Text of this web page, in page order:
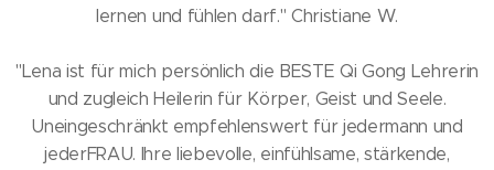
lernen und fühlen darf." Christiane W.
"Lena ist für mich persönlich die BESTE Qi Gong Lehrerin
und zugleich Heilerin für Körper, Geist und Seele.
Uneingeschränkt empfehlenswert für jedermann und
jederFRAU. Ihre liebevolle, einfühlsame, stärkende,